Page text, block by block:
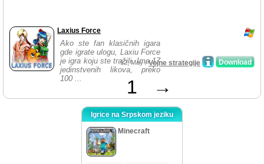
Laxius Force
Ako ste fan klasičnih igara
gde igrate ulogu, Laxiu Force
je igra koju ste tražili. Ima 17
jedinstvenih likova, preko
100 ...
Download
12, May /Vojne strategije
1 →
Igrice na Srpskom jeziku
Minecraft